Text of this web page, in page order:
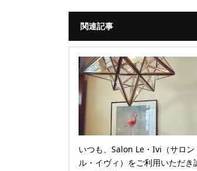
関連記事
いつも、Salon Le・Ivi（サロン
ル・イヴィ）をご利用いただき